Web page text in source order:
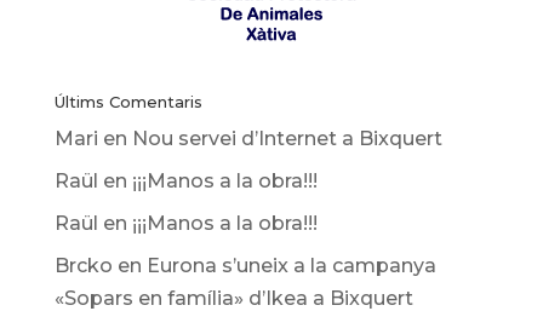
Últims Comentaris
Mari en Nou servei d’Internet a Bixquert
Raül en ¡¡¡Manos a la obra!!!
Raül en ¡¡¡Manos a la obra!!!
Brcko en Eurona s’uneix a la campanya
«Sopars en família» d’Ikea ​​a Bixquert